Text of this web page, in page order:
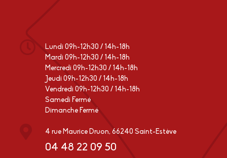
Lundi 09h-12h30 / 14h-18h
Mardi 09h-12h30 / 14h-18h
Mercredi 09h-12h30 / 14h-18h
Jeudi 09h-12h30 / 14h-18h
Vendredi 09h-12h30 / 14h-18h
Samedi Fermé
Dimanche Fermé
4 rue Maurice Druon, 66240 Saint-Estève
04 48 22 09 50